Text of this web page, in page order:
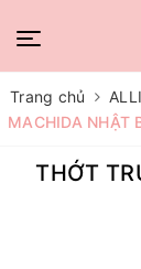
Trang chủ
MACHIDA NHẬT
THỚT